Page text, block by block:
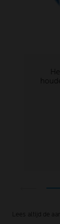
Lees altijd de